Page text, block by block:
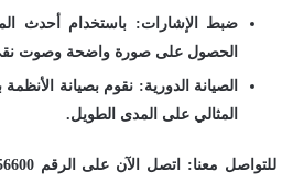
ضبط الإشارات: باستخدام أحدث
الحصول على صورة واضحة وصوت
الصيانة الدورية: نقوم بصيانة
المثالي على المدى الطويل.